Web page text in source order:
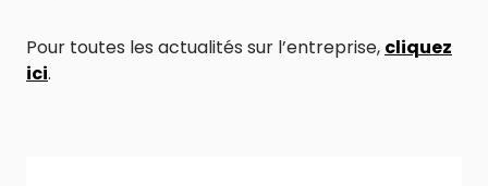
Pour toutes les actualités sur l’entreprise, cliquez
ici.